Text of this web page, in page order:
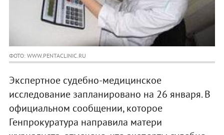
ФОТО: WWW.PENTACLINIC.RU
Экспертное судебно-медицинское
исследование запланировано на 26 января. В
официальном сообщении, которое
Генпрокуратура направила матери